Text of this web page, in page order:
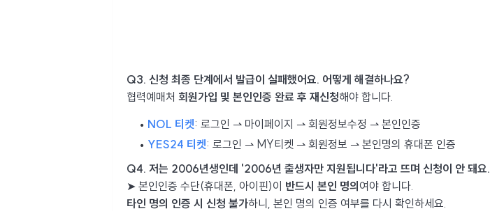
Q3. 신청 최종 단계에서 발급이 실패했어요. 어떻게 해결하나요?
협력예매처 회원가입 및 본인인증 완료 후 재신청해야 합니다.
NOL 티켓: 로그인 ⇀ 마이페이지 ⇀ 회원정보수정 ⇀ 본인인증
YES24 티켓: 로그인 ⇀ MY티켓 ⇀ 회원정보 ⇀ 본인명의 휴대폰 인증
Q4. 저는 2006년생인데 '2006년 출생자만 지원됩니다'라고 뜨며 신청이 안 돼요.
➤ 본인인증 수단(휴대폰, 아이핀)이 반드시 본인 명의 여야 합니다.
타인 명의 인증 시 신청 불가하니, 본인 명의 인증 여부를 다시 확인하세요.